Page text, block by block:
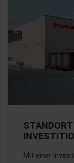
Mit einer